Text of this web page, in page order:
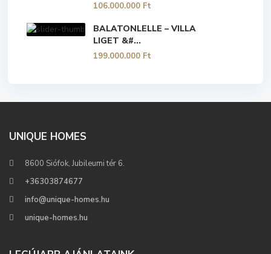
106.000.000 Ft
BALATONLELLE – VILLA
LIGET &#...
199.000.000 Ft
UNIQUE HOMES
8600 Siófok, Jubileumi tér 6.
+36303874677
info@unique-homes.hu
unique-homes.hu